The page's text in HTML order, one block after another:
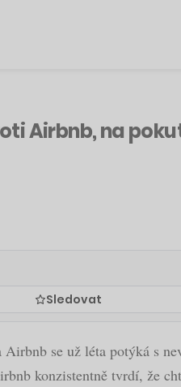
Airbnb, na
Sledovat
se už léta potýká s
konzistentně tvrdí, že